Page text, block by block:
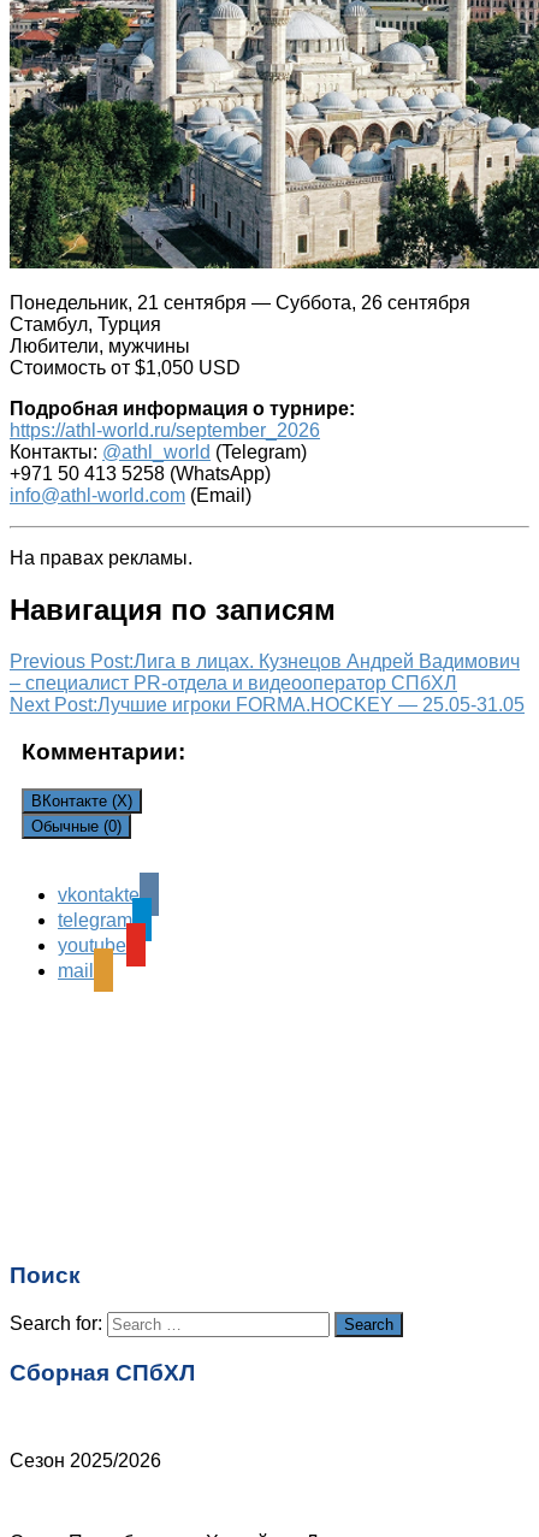
Понедельник, 21 сентября — Суббота, 26 сентября
Стамбул, Турция
Любители, мужчины
Стоимость от $1,050 USD
Подробная информация о турнире:
https://athl-world.ru/september_2026
Контакты: @athl_world (Telegram)
+971 50 413 5258 (WhatsApp)
info@athl-world.com (Email)
На правах рекламы.
Навигация по записям
Previous Post:Лига в лицах. Кузнецов Андрей Вадимович
– специалист PR-отдела и видеооператор СПбХЛ
Next Post:Лучшие игроки FORMA.HOCKEY — 25.05-31.05
Комментарии:
ВКонтакте (X)
Обычные (0)
Leave a Reply
Ваш адрес email не будет опубликован.
поля помечены
vkontakte
telegram
youtube
mail
Поиск
Search for: Search
Сборная СПбХЛ
Сезон 2025/2026